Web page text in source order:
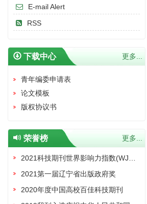
E-mail Alert
RSS
下载中心 更多...
青年编委申请表
论文模板
版权协议书
荣誉榜 更多...
2021第一届辽宁省出版政府奖
2020年度中国高校百佳科技期刊